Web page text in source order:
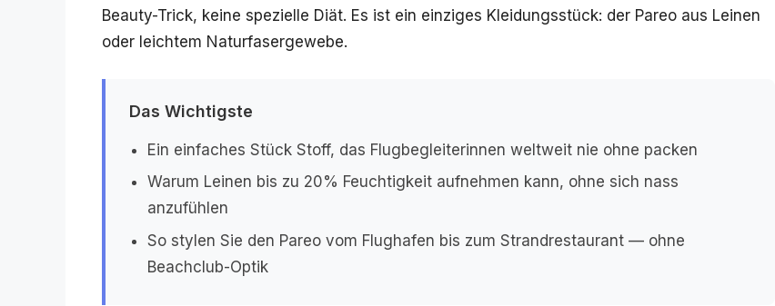
Beauty-Trick, keine spezielle Diät. Es ist ein einziges Kleidungsstück: der Pareo aus Leinen
oder leichtem Naturfasergewebe.
Das Wichtigste
Ein einfaches Stück Stoff, das Flugbegleiterinnen weltweit nie ohne packen
Warum Leinen bis zu 20% Feuchtigkeit aufnehmen kann, ohne sich nass
anzufühlen
So stylen Sie den Pareo vom Flughafen bis zum Strandrestaurant — ohne
Beachclub-Optik